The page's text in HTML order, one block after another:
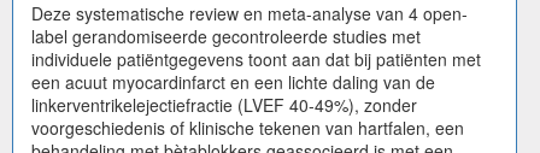
Deze systematische review en meta-analyse van 4 open-
label gerandomiseerde gecontroleerde studies met
individuele patiëntgegevens toont aan dat bij patiënten met
een acuut myocardinfarct en een lichte daling van de
linkerventrikelejectiefractie (LVEF 40-49%), zonder
voorgeschiedenis of klinische tekenen van hartfalen, een